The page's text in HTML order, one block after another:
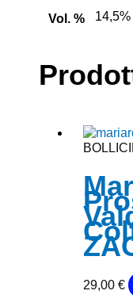
Vol. % 14,5%
29,00 €